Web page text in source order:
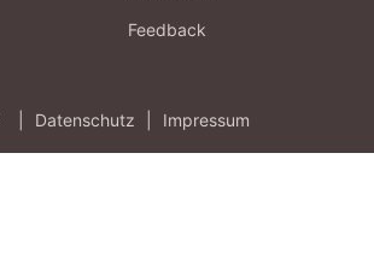
Feedback
Datenschutz Impressum